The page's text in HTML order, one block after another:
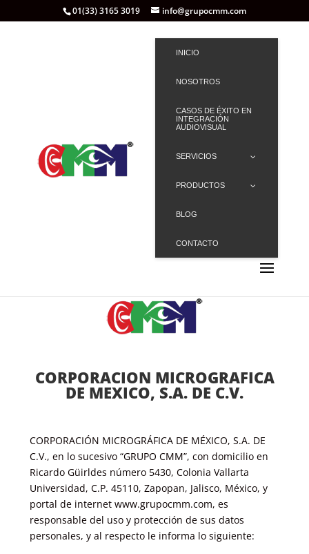
01(33) 3165 3019 info@grupocmm.com
INICIO
NOSOTROS
CASOS DE ÉXITO EN
INTEGRACIÓN
AUDIOVISUAL
SERVICIOS
PRODUCTOS
BLOG
CONTACTO
CORPORACION MICROGRAFICA
DE MEXICO, S.A. DE C.V.
CORPORACIÓN MICROGRÁFICA DE MÉXICO, S.A. DE
C.V., en lo sucesivo “GRUPO CMM”, con domicilio en
Ricardo Güirldes número 5430, Colonia Vallarta
Universidad, C.P. 45110, Zapopan, Jalisco, México, y
portal de internet www.grupocmm.com, es
responsable del uso y protección de sus datos
personales, y al respecto le informa lo siguiente: